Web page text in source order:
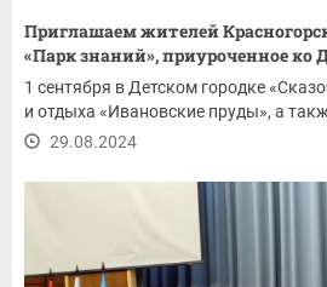
Приглашаем жителей
«Парк знаний», приуроченное ко
1 сентября в Детском городке
и отдыха «Ивановские пруды», а
29.08.2024